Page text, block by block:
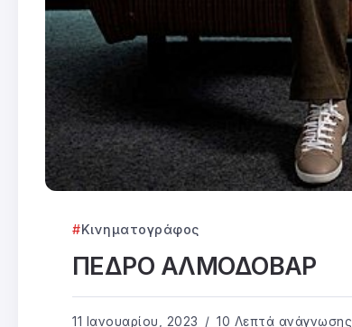
Κινηματογράφος
ΠΕΔΡΟ ΑΛΜΟΔΟΒΑΡ
11 Ιανουαρίου, 2023 10 Λεπτά ανάγνωσης